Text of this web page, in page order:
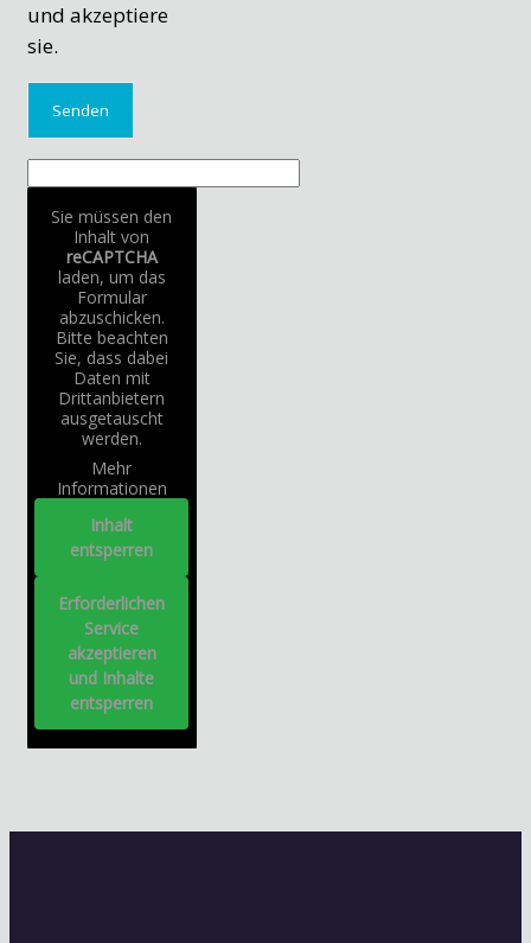
und akzeptiere
sie.
Sie müssen den
Inhalt von
reCAPTCHA
laden, um das
Formular
abzuschicken.
Bitte beachten
Sie, dass dabei
Daten mit
Drittanbietern
ausgetauscht
werden.
Mehr
Informationen
Inhalt
entsperren
Erforderlichen
Service
akzeptieren
und Inhalte
entsperren